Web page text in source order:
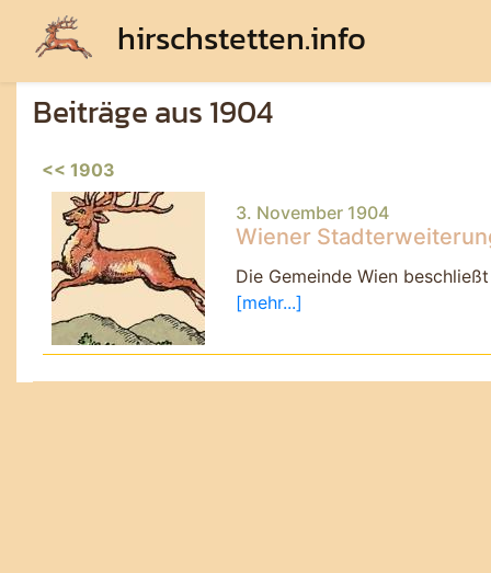
hirschstetten.info
Beiträge aus 1904
<< 1903
3. November 1904
Wiener
Die Gemeinde Wien
[mehr...]